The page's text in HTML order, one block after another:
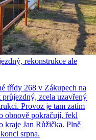
rekonstrukce ale
třídy 268 v Zákupech na
zcela uzavřený
Provoz je tam zatím
obnově pokračují, řekl
kraje Jan Růžička. Plně
srpna.